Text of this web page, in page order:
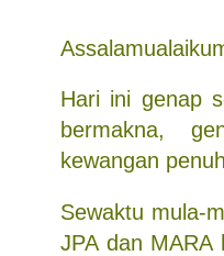
Hari ini genap
bermakna,
kewangan
Sewaktu mula-
JPA dan MARA